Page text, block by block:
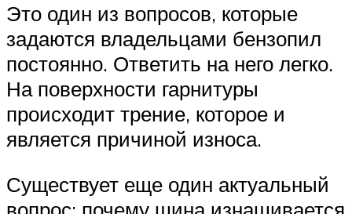
Это один из вопросов, которые
задаются владельцами бензопил
постоянно. Ответить на него легко.
На поверхности гарнитуры
происходит трение, которое и
является причиной износа.
Существует еще один актуальный